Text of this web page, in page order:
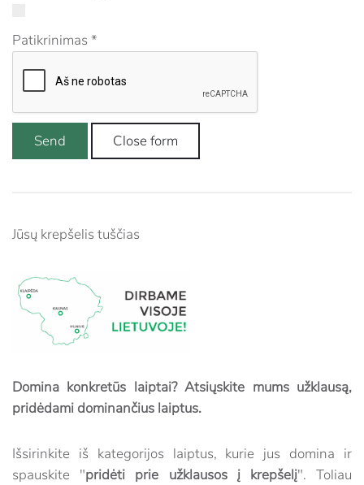
Patikrinimas*
Send Close form
Jūsų krepšelis tuščias
Domina konkretūs laiptai? Atsiųskite mums užklausą,
pridėdami dominančius laiptus.
Išsirinkite iš kategorijos laiptus, kurie jus domina ir
spauskite "pridėti prie užklausos į krepšelį". Toliau